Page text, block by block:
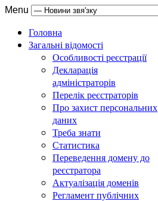
Menu
Головна
Загальні відомості
Особливості реєстрації
Декларація
адміністраторів
Перелік реєстраторів
Про захист персональних
даних
Треба знати
Статистика
Переведення домену до
реєстратора
Актуалізація доменів
Регламент публічних